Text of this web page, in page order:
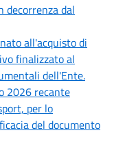
decorrenza dal
all'acquisto di
finalizzato al
dell'Ente.
2026 recante
per lo
del documento